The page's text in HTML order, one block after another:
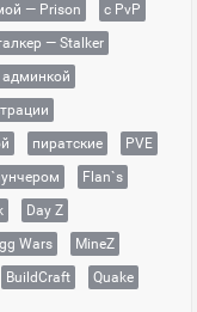
— Prison
с PvP
— Stalker
админкой
пиратские
PVE
Flan`s
Day Z
Wars
MineZ
BuildCraft
Quake